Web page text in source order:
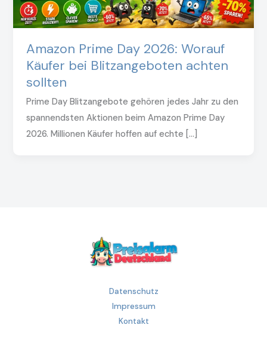
Amazon Prime Day 2026: Worauf
Käufer bei Blitzangeboten achten
sollten
Prime Day Blitzangebote gehören jedes Jahr zu den
spannendsten Aktionen beim Amazon Prime Day
2026. Millionen Käufer hoffen auf echte […]
Datenschutz
Impressum
Kontakt